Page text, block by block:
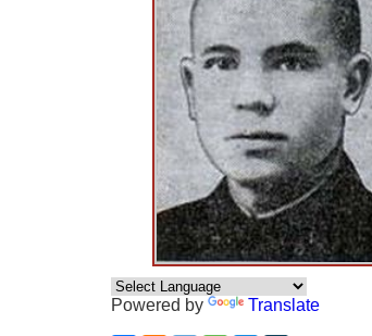
Powered by Translate